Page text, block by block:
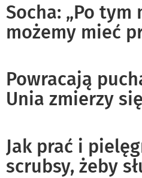
Socha: „Po tym
możemy mieć
Powracają
Unia zmierzy
Jak prać i
scrubsy, żeby